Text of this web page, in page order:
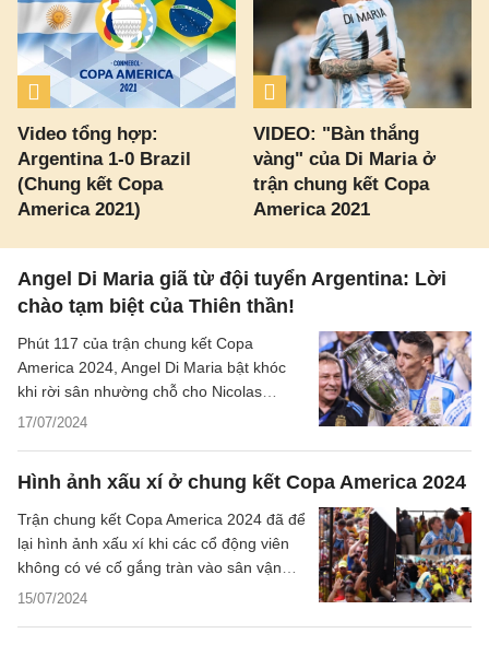
Video tổng hợp:
Argentina 1-0 Brazil
(Chung kết Copa
America 2021)
VIDEO: "Bàn thắng
vàng" của Di Maria ở
trận chung kết Copa
America 2021
Angel Di Maria giã từ đội tuyển Argentina: Lời
chào tạm biệt của Thiên thần!
17/07/2024
Phút 117 của trận chung kết Copa
America 2024, Angel Di Maria bật khóc
khi rời sân nhường chỗ cho Nicolas
Otamendi. Đó là trận đấu cuối cùng của
Hình ảnh xấu xí ở chung kết Copa America 2024
15/07/2024
Trận chung kết Copa America 2024 đã để
lại hình ảnh xấu xí khi các cổ động viên
không có vé cố gắng tràn vào sân vận
động gây mất an ninh trật tự.